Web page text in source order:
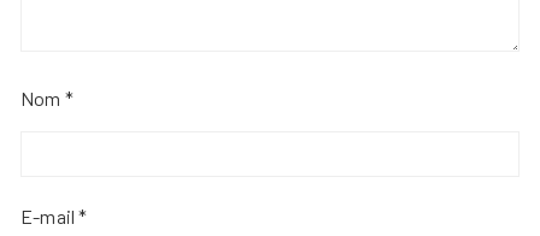
Nom *
E-mail*